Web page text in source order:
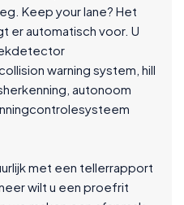
Keep your lane? Het
er automatisch voor. U
warning system, hill
autonoom
met een tellerrapport
wilt u een proefrit